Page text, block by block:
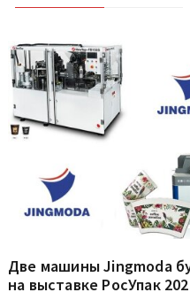
Две машины Jingmoda
на выставке РосУпак